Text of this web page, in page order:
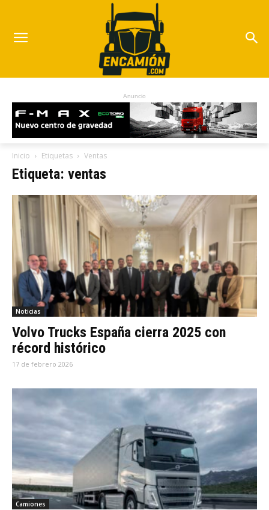
Anuncio
Inicio Etiquetas Ventas
Etiqueta: ventas
Noticias
Volvo Trucks España cierra 2025 con
récord histórico
17 de febrero 2026
Camiones